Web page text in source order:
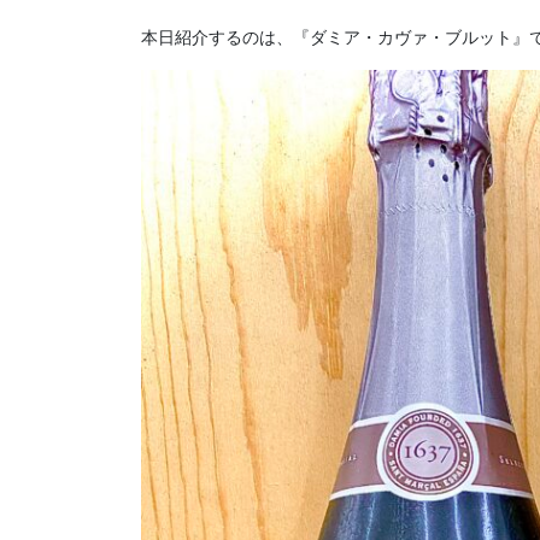
本日紹介するのは、『ダミア・カヴァ・ブルット』